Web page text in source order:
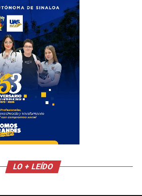
LO + LEÍDO